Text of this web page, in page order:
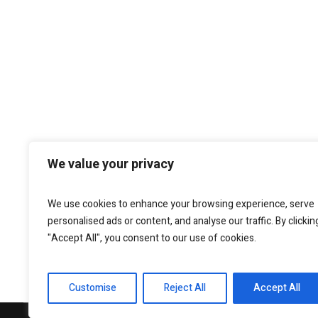
We value your privacy
We use cookies to enhance your browsing experience, serve
personalised ads or content, and analyse our traffic. By
"Accept All", you consent to our use of cookies.
Customise Reject All Accept All